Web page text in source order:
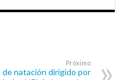
Próximo
de natación dirigido por